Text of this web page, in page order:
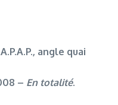
, angle quai
– En totalité.